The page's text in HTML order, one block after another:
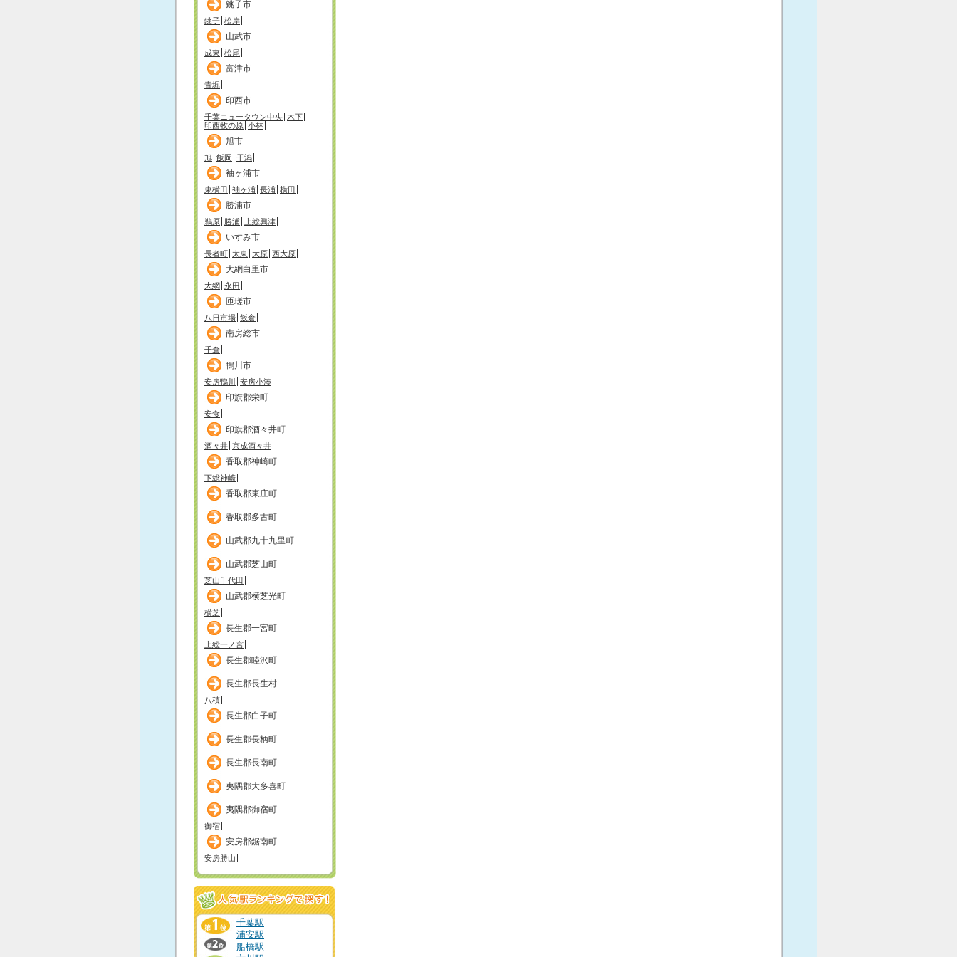
銚子市
銚子 松岸
山武市
成東 松尾
富津市
青堀
印西市
千葉ニュータウン中央 木下
印西牧の原 小林
旭市
旭 飯岡 干潟
袖ヶ浦市
東横田 袖ヶ浦 長浦 横田
勝浦市
鵜原 勝浦 上総興津
いすみ市
長者町 太東 大原 西大原
大網白里市
大網 永田
匝瑳市
八日市場 飯倉
南房総市
千倉
鴨川市
安房鴨川 安房小湊
印旗郡栄町
安食
印旗郡酒々井町
酒々井 京成酒々井
香取郡神崎町
下総神崎
香取郡東庄町
香取郡多古町
山武郡九十九里町
山武郡芝山町
芝山千代田
山武郡横芝光町
横芝
長生郡一宮町
上総一ノ宮
長生郡睦沢町
長生郡長生村
八積
長生郡白子町
長生郡長柄町
長生郡長南町
夷隅郡大多喜町
夷隅郡御宿町
御宿
安房郡鋸南町
安房勝山
千葉駅
浦安駅
船橋駅